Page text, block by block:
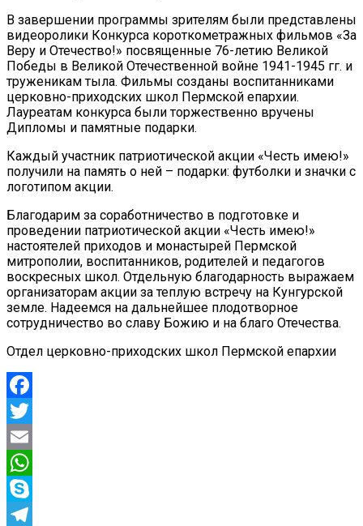
В завершении программы зрителям были представлены
видеоролики Конкурса короткометражных фильмов «За
Веру и Отечество!» посвященные 76-летию Великой
Победы в Великой Отечественной войне 1941-1945 гг. и
труженикам тыла. Фильмы созданы воспитанниками
церковно-приходских школ Пермской епархии.
Лауреатам конкурса были торжественно вручены
Дипломы и памятные подарки.
Каждый участник патриотической акции «Честь имею!»
получили на память о ней – подарки: футболки и значки с
логотипом акции.
Благодарим за соработничество в подготовке и
проведении патриотической акции «Честь имею!»
настоятелей приходов и монастырей Пермской
митрополии, воспитанников, родителей и педагогов
воскресных школ. Отдельную благодарность выражаем
организаторам акции за теплую встречу на Кунгурской
земле. Надеемся на дальнейшее плодотворное
сотрудничество во славу Божию и на благо Отечества.
Отдел церковно-приходских школ Пермской епархии
Facebook
Twitter
Email
WhatsApp
Skype